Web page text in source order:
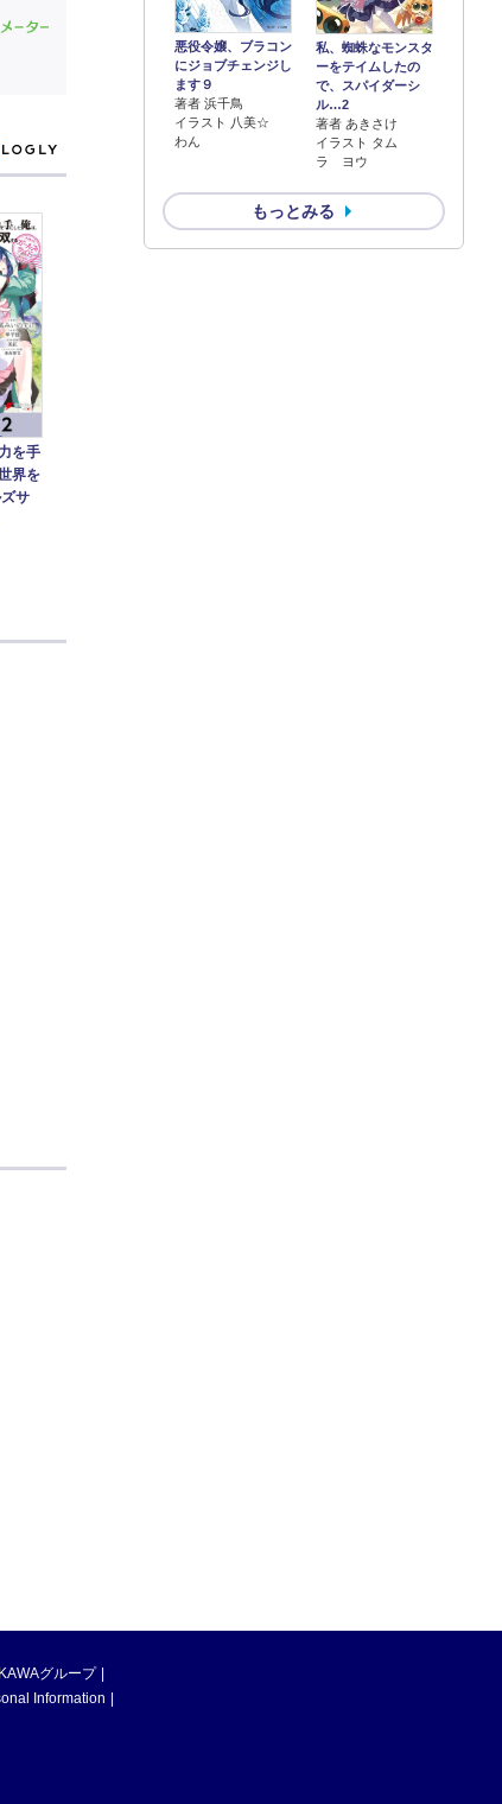
悪役令嬢、ブラコン
にジョブチェンジし
ます９
著者 浜千鳥
イラスト 八美☆
わん
私、蜘蛛なモンスタ
ーをテイムしたの
で、スパイダーシ
ル…2
著者 あきさけ
イラスト タム
ラ ヨウ
もっとみる
を手
界を
サ
グループ
Information